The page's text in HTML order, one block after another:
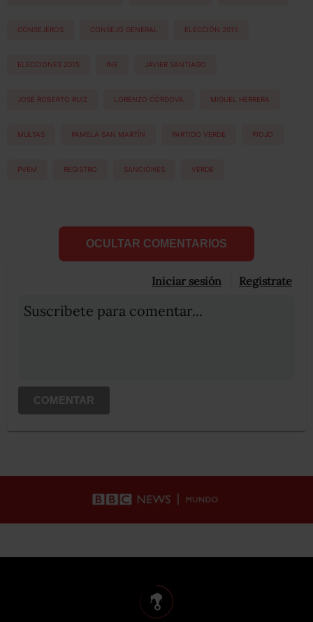
CONSEJEROS CONSEJO GENERAL ELECCIÓN 2015
ELECCIONES 2015 INE JAVIER SANTIAGO
JOSÉ ROBERTO RUIZ LORENZO CÓRDOVA MIGUEL HERRERA
MULTAS PAMELA SAN MARTÍN PARTIDO VERDE PIOJO
PVEM REGISTRO SANCIONES VERDE
OCULTAR COMENTARIOS
Iniciar sesión Registrate
Suscribete para comentar...
COMENTAR